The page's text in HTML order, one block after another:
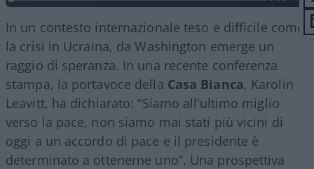
In un contesto internazionale teso e difficile come
la crisi in Ucraina, da Washington emerge un
raggio di speranza. In una recente conferenza
stampa, la portavoce della Casa Bianca, Karolin
Leavitt, ha dichiarato: “Siamo all’ultimo miglio
verso la pace, non siamo mai stati più vicini di
oggi a un accordo di pace e il presidente è
determinato a ottenerne uno”. Una prospettiva